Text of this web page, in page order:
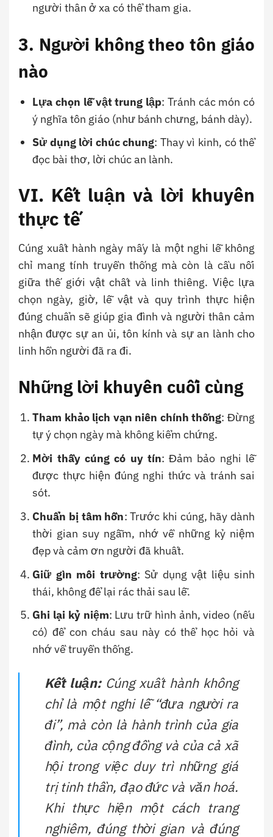
người thân ở xa có thể tham gia.
3. Người không theo tôn giáo
nào
Lựa chọn lễ vật trung lập: Tránh các món có
ý nghĩa tôn giáo (như bánh chưng, bánh dày).
Sử dụng lời chúc chung: Thay vì kinh, có thể
đọc bài thơ, lời chúc an lành.
VI. Kết luận và lời khuyên
thực tế
Cúng xuất hành ngày mấy là một nghi lễ không
chỉ mang tính truyền thống mà còn là cầu nối
giữa thế giới vật chất và linh thiêng. Việc lựa
chọn ngày, giờ, lễ vật và quy trình thực hiện
đúng chuẩn sẽ giúp gia đình và người thân cảm
nhận được sự an ủi, tôn kính và sự an lành cho
linh hồn người đã ra đi.
Những lời khuyên cuối cùng
Tham khảo lịch vạn niên chính thống: Đừng
tự ý chọn ngày mà không kiểm chứng.
Mời thầy cúng có uy tín: Đảm bảo nghi lễ
được thực hiện đúng nghi thức và tránh sai
sót.
Chuẩn bị tâm hồn: Trước khi cúng, hãy dành
thời gian suy ngẫm, nhớ về những kỷ niệm
đẹp và cảm ơn người đã khuất.
Giữ gìn môi trường: Sử dụng vật liệu sinh
thái, không để lại rác thải sau lễ.
Ghi lại kỷ niệm: Lưu trữ hình ảnh, video (nếu
có) để con cháu sau này có thể học hỏi và
nhớ về truyền thống.
Kết luận:Cúng xuất hành không
chỉ là một nghi lễ “đưa người ra
đi”, mà còn là hành trình của gia
đình, của cộng đồng và của cả xã
hội trong việc duy trì những giá
trị tinh thần, đạo đức và văn hoá.
Khi thực hiện một cách trang
nghiêm, đúng thời gian và đúng